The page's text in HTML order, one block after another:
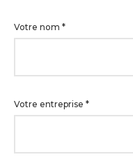
Votre nom *
Votre entreprise *